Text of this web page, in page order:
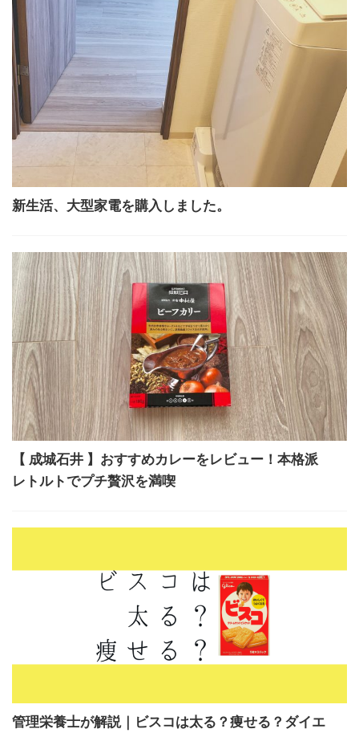
新生活、大型家電を購入しました。
【 成城石井 】おすすめカレーをレビュー！本格派
レトルトでプチ贅沢を満喫
管理栄養士が解説｜ビスコは太る？痩せる？ダイエ